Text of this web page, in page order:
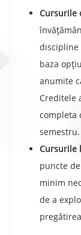
Cursurile
discipline
baza
anumite
Creditele
completa
semestru.
Cursurile
puncte
minim
de a